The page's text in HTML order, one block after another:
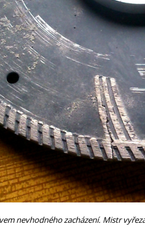
nevhodného zacházení. Mistr